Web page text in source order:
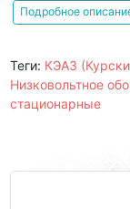
Подробное
Теги: КЭАЗ
Низковольтное
стационарные